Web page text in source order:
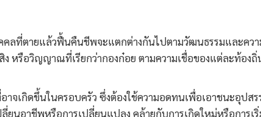
ลที่ตายแล้วฟื้นคืนชีพจะแตกต่างกันไปตามวัฒนธรรมและคว
หรือวิญญาณที่เรียกว่ากองก๋อย ตามความเชื่อของแต่ละท้องถิ่
จเกิดขึ้นในครอบครัว ซึ่งต้องใช้ความอดทนเพื่อเอาชนะอุปสร
ยนอาชีพหรือการเปลี่ยนแปลง คล้ายกับการเกิดใหม่หรือการเ